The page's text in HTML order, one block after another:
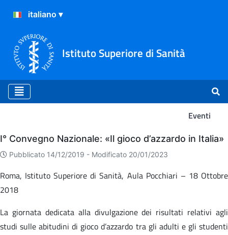
Istituto Superiore di Sanità
Eventi
Eventi
I° Convegno Nazionale: «Il gioco d’azzardo in Italia»
Pubblicato 14/12/2019 - Modificato 20/01/2023
Roma, Istituto Superiore di Sanità, Aula Pocchiari – 18 Ottobre
2018
La giornata dedicata alla divulgazione dei risultati relativi agli
studi sulle abitudini di gioco d’azzardo tra gli adulti e gli studenti